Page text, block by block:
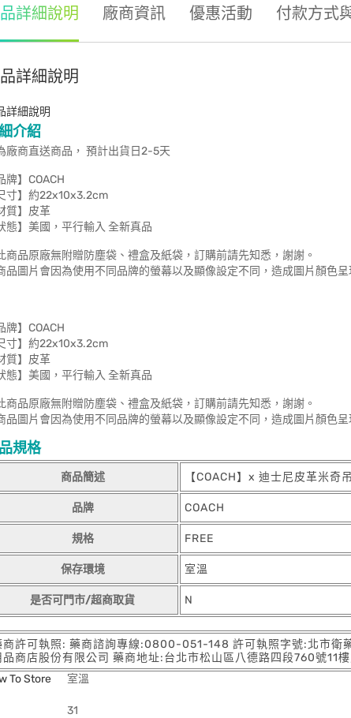
詳細說明 廠商資訊 優惠活動 付款方式
詳細說明
詳細說明
介紹
廠商直送商品， 預計出貨日2-5天
牌】COACH
寸】約22x10x3.2cm
質】皮革
態】美國，平行輸入 全新真品
商品原廠無附贈防塵袋、禮盒及紙袋，訂購前請先知悉，謝謝。
品圖片會因為使用不同品牌的螢幕以及顯像設定不同，造成圖片顏色
牌】COACH
寸】約22x10x3.2cm
質】皮革
態】美國，平行輸入 全新真品
商品原廠無附贈防塵袋、禮盒及紙袋，訂購前請先知悉，謝謝。
品圖片會因為使用不同品牌的螢幕以及顯像設定不同，造成圖片顏色
規格
商品簡述 【COACH】x 迪士尼皮革米奇
品牌 COACH
規格 FREE
保存環境 室溫
是否可門市/超商取貨 N
商許可執照: 藥商諮詢專線:0800-051-148 許可執照字號:北市衛
品商店股份有限公司 藥商地址:台北市松山區八德路四段760號11
To Store
室溫
31